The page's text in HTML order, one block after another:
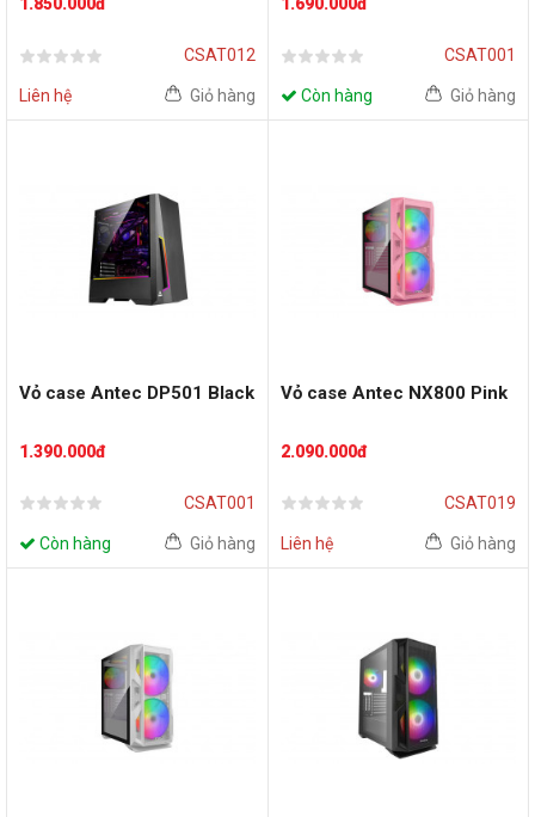
1.850.000đ
CSAT012
Liên hệ Giỏ hàng
1.690.000đ
CSAT001
Còn hàng Giỏ hàng
Vỏ case Antec DP501 Black
1.390.000đ
CSAT001
Còn hàng Giỏ hàng
Vỏ case Antec NX800 Pink
2.090.000đ
CSAT019
Liên hệ Giỏ hàng